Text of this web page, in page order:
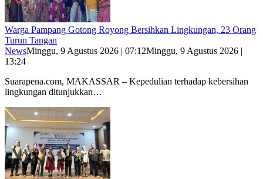
Warga Pampang Gotong Royong Bersihkan Lingkungan, 23 Orang
Turun Tangan
NewsMinggu, 9 Agustus 2026 | 07:12Minggu, 9 Agustus 2026 |
13:24
Suarapena.com, MAKASSAR – Kepedulian terhadap kebersihan
lingkungan ditunjukkan…